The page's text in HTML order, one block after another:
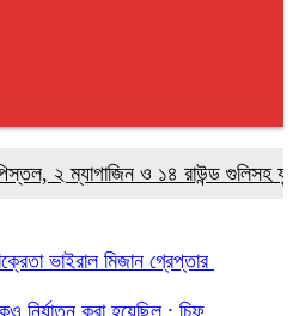
২ ম্যাগাজিন ও ১৪ রাউন্ড গুলিসহ যুবক
ভাইরাল মিজান গ্রেপ্তার
নির্যাতন করা হয়েছিল : চিফ